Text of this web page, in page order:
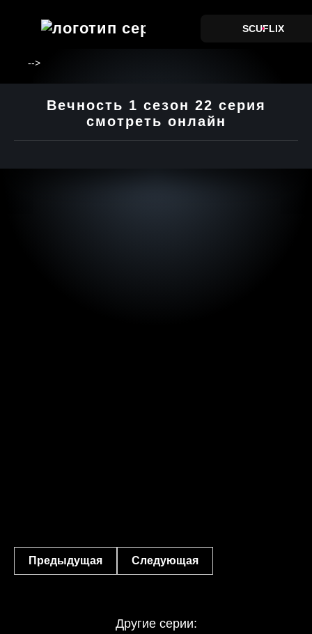
SCUFLIX
-->
Вечность 1 сезон 22 серия
смотреть онлайн
Предыдущая Следующая
Другие серии: